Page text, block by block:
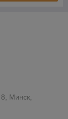
Минск,